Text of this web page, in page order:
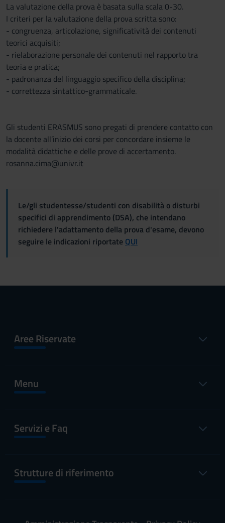
La valutazione della prova è basata sulla scala 0-30.
I criteri per la valutazione della prova scritta sono:
- congruenza, articolazione, significatività dei contenuti
teorici acquisiti;
- rielaborazione personale dei contenuti nel rapporto tra
teoria e pratica;
- padronanza del linguaggio specifico della disciplina;
- correttezza sintattico-grammaticale.
Gli studenti ERASMUS sono pregati di prendere contatto con
la docente all’inizio dei corsi per concordare insieme le
modalità didattiche e delle prove di accertamento.
rosanna.cima@univr.it
Le/gli studentesse/studenti con disabilità o disturbi
specifici di apprendimento (DSA), che intendano
richiedere l'adattamento della prova d'esame, devono
seguire le indicazioni riportate QUI
Aree Riservate
Menu
Servizi e Faq
Strutture di riferimento